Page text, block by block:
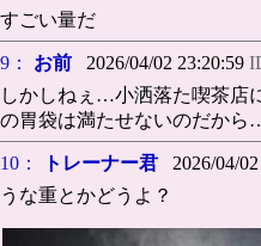
すごい量だ
9： お前 2026/04/02 23:20:59
しかしねぇ…小洒落た喫茶店
の胃袋は満たせないのだか
10： トレーナー君 2026/04/
うな重とかどうよ？